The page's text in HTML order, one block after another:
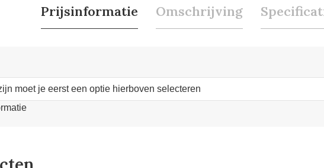
Prijsinformatie Omschrijving
moet je eerst een optie hierboven selecteren